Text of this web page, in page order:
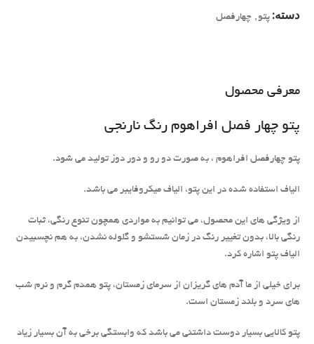
معرفی محصول
پتو چهار فصل افراهوم رنگ نارنجی
پتو چهارفصل افراهوم ، به صورت دو رو و دور دوز تولید می شود.
الیاف استفاده شده در این پتو، الیاف میکروفایبر می باشد.
از ویژگی های این محصول، می توانیم به مواردی همچون تنوع رنگی، ثبات
رنگی بالا، بدون تغییر رنگ در زمان شستشو و گلوله نشدن، به هم نچسبیدن
الیاف پتو اشاره کرد.
برای خیلی از ما آدم های گریزان از سرمای زمستان، پتو همدم گرم و نرم شب
های سرد و بلند زمستان است.
پتو کالایی بسیار دوست داشتنی می باشد که وابستگی برخی به آن بسیار زیاد
دسته: پتو, چهارفصل